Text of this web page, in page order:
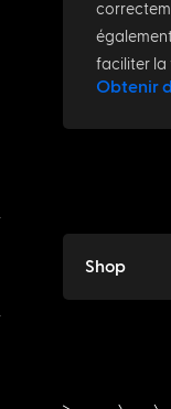
faciliter la
Obtenir
Shop